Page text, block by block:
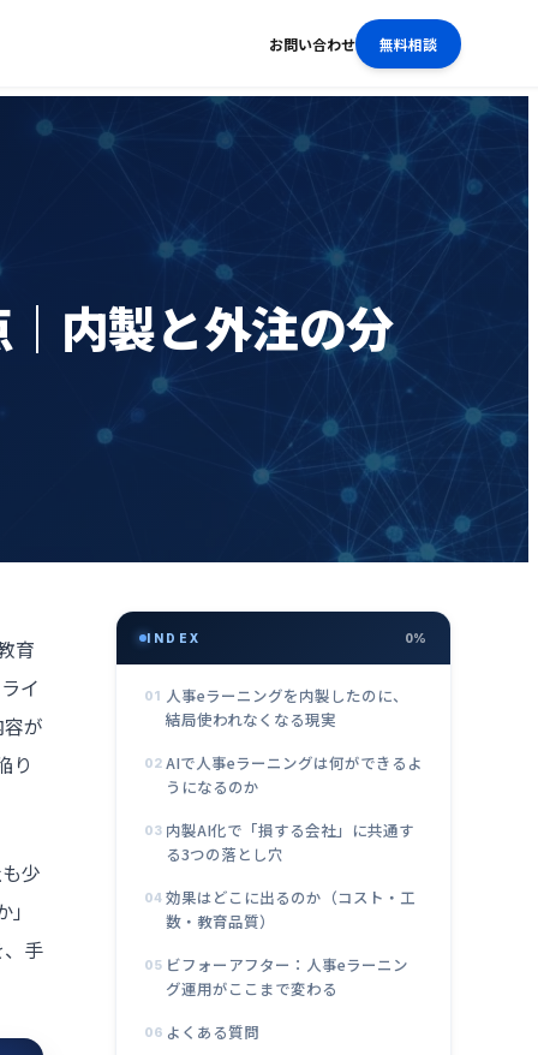
お問い合わせ 無料相談
内製と外注の分
育
イ
が
り
少
手
INDEX 0%
01 人事eラーニングを内製したのに、
結局使われなくなる現実
02 AIで人事eラーニングは何ができるよ
うになるのか
03 内製AI化で「損する会社」に共通す
る3つの落とし穴
04 効果はどこに出るのか（コスト・工
数・教育品質）
05 ビフォーアフター：人事eラーニン
グ運用がここまで変わる
06 よくある質問